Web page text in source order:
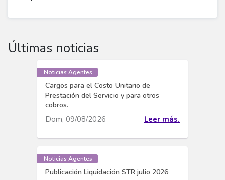
Últimas noticias
Noticias Agentes
Cargos para el Costo Unitario de
Prestación del Servicio y para otros
cobros.
Dom, 09/08/2026 Leer más.
Noticias Agentes
Publicación Liquidación STR julio 2026